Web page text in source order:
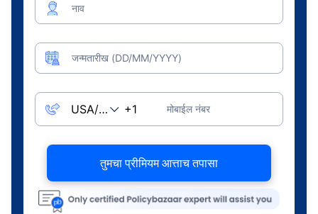
नाव
जन्मतारीख (DD/MM/YYYY)
मोबाईल नंबर
तुमचा प्रीमियम आत्ताच तपासा